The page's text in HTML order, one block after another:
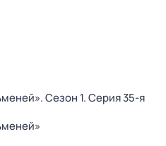
. Сезон 1. Серия 35-я